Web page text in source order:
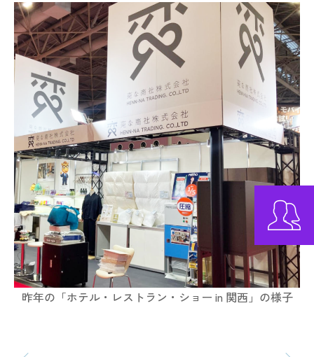
昨年の「ホテル・レストラン・ショー in 関西」の様子